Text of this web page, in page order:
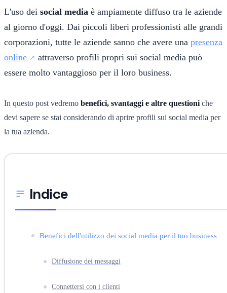
L'uso dei social media è ampiamente diffuso tra le aziende
al giorno d'oggi. Dai piccoli liberi professionisti alle grandi
corporazioni, tutte le aziende sanno che avere una presenza
online
attraverso profili propri sui social media può
essere molto vantaggioso per il loro business.
In questo post vedremo benefici, svantaggi e altre questioni che
devi sapere se stai considerando di aprire profili sui social media per
la tua azienda.
Indice
Benefici dell'utilizzo dei social media per il tuo business
Diffusione dei messaggi
Connettersi con i clienti